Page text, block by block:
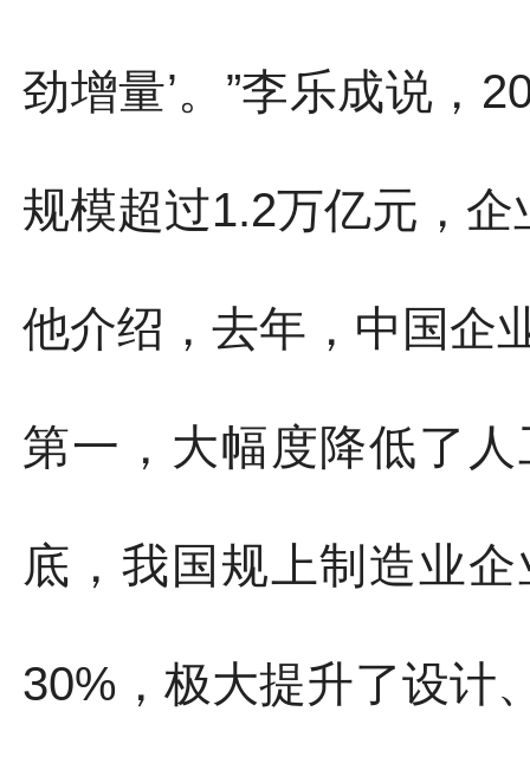
劲增量’。”李乐成说，
规模超过1.2万亿元，
他介绍，去年，中国企
第一，大幅度降低了
底，我国规上制造业
30%，极大提升了设计